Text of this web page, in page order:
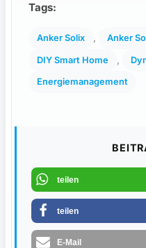
Tags:
Anker Solix Anker
DIY Smart Home
Energiemanagement
teilen
teilen
E-Mail